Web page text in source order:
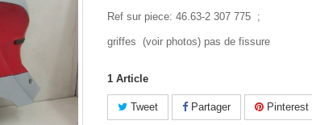
Ref sur piece: 46.63-2 307 775 ;
griffes (voir photos) pas de fissure
1 Article
Tweet Partager Pinterest